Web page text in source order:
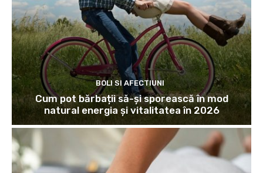
BOLI SI AFECTIUNI
Cum pot bărbații să-și sporească în mod
natural energia și vitalitatea în 2026